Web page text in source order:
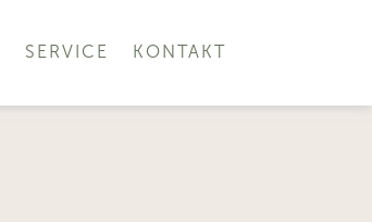
SERVICE KONTAKT